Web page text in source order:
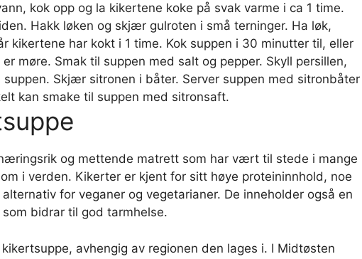
kok opp og la kikertene koke på svak varme i ca 1 time.
Hakk løken og skjær gulroten i små terninger. Ha løk,
kikertene har kokt i 1 time. Kok suppen i 30 minutter til, eller
møre. Smak til suppen med salt og pepper. Skyll persillen,
Skjær sitronen i båter. Server suppen med sitronbåter
kan smake til suppen med sitronsaft.
og mettende matrett som har vært til stede i mange
i verden. Kikerter er kjent for sitt høye proteininnhold, noe
for veganer og vegetarianer. De inneholder også en
bidrar til god tarmhelse.
avhengig av regionen den lages i. I Midtøsten